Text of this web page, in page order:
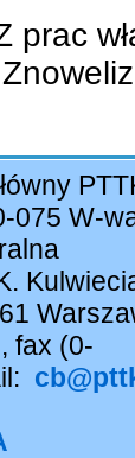
prac
075 W-
fax (0-